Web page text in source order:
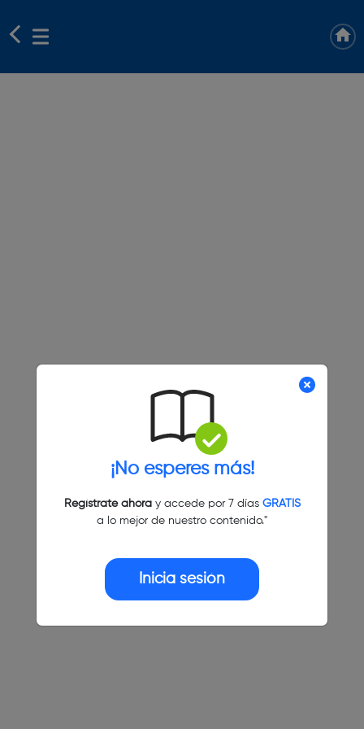
¡No esperes más!
Regístrate ahoray accede por 7 días GRATIS
a lo mejor de nuestro contenido."
Inicia sesión